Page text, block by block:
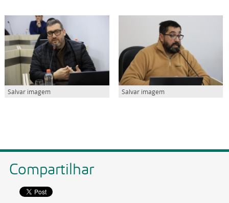
Salvar imagem Salvar imagem
Compartilhar